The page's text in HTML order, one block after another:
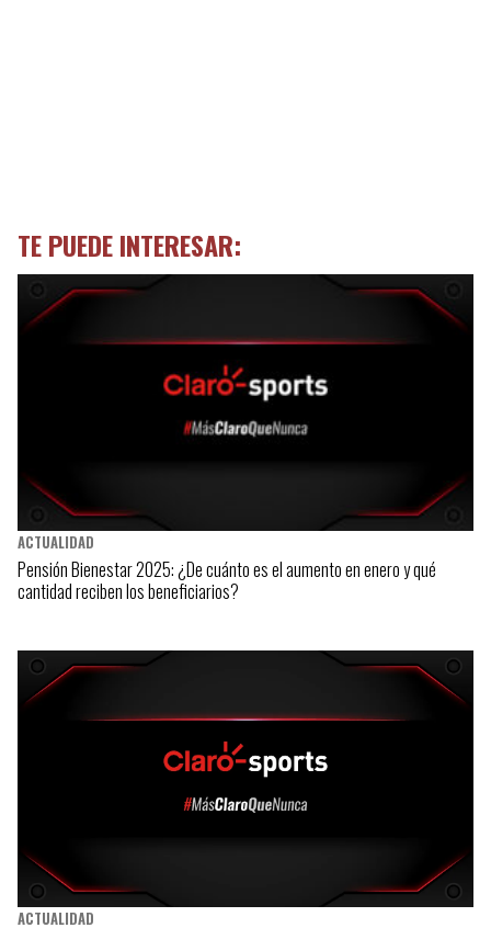
TE PUEDE INTERESAR:
ACTUALIDAD
Pensión Bienestar 2025: ¿De cuánto es el aumento en enero y qué
cantidad reciben los beneficiarios?
ACTUALIDAD